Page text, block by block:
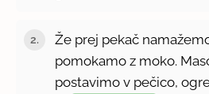
Že prej pekač
pomokamo z moko.
postavimo v pečico,